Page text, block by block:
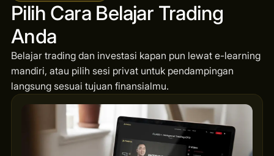
Pilih Cara Belajar Trading
Anda
Belajar trading dan investasi kapan pun lewat e-learning
mandiri, atau pilih sesi privat untuk pendampingan
langsung sesuai tujuan finansialmu.